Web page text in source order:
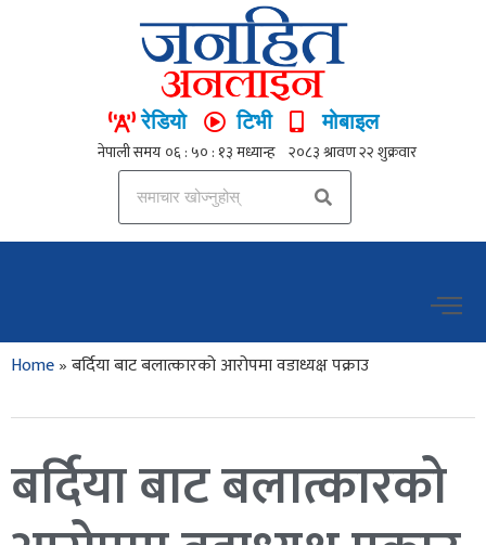
रेडियो टिभी मोबाइल
Home»बर्दिया बाट बलात्कारको आरोपमा वडाध्यक्ष पक्राउ
बर्दिया बाट बलात्कारको